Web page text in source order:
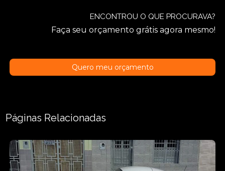
ENCONTROU O QUE PROCURAVA?
Faça seu orçamento grátis agora mesmo!
Quero meu orçamento
Páginas Relacionadas